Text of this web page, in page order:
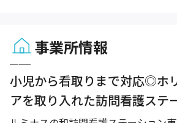
事業所情報
小児から看取りまで対応◎ホ
アを取り入れた訪問看護ステ